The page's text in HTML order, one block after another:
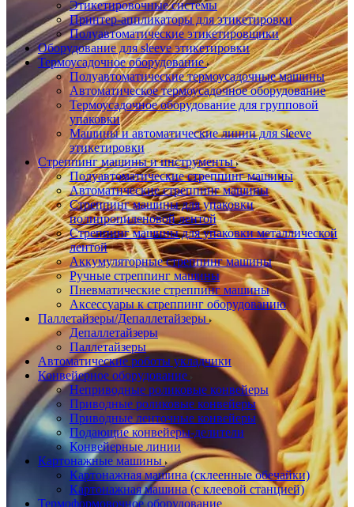
Этикетировочные системы
Принтер-аппликаторы для этикетировки
Полуавтоматические этикетировщики
Оборудование для sleeve этикетировки
Термоусадочное оборудование
Полуавтоматические термоусадочные машины
Автоматическое термоусадочное оборудование
Термоусадочное оборудование для групповой
упаковки
Машины и автоматические линии для sleeve
этикетировки
Стреппинг машины и инструменты
Полуавтоматические стреппинг машины
Автоматические стреппинг машины
Стреппинг машины для упаковки
полипропиленовой лентой
Стреппинг машины для упаковки металлической
лентой
Аккумуляторные стреппинг машины
Ручные стреппинг машины
Пневматические стреппинг машины
Аксессуары к стреппинг оборудованию
Паллетайзеры/Депаллетайзеры
Депаллетайзеры
Паллетайзеры
Автоматические роботы укладчики
Конвейерное оборудование
Неприводные роликовые конвейеры
Приводные роликовые конвейеры
Приводные ленточные конвейеры
Подающие конвейеры-делители
Конвейерные линии
Картонажные машины
Картонажная машина (склеенные обечайки)
Картонажная машина (с клеевой станцией)
Термоформовочное оборудование